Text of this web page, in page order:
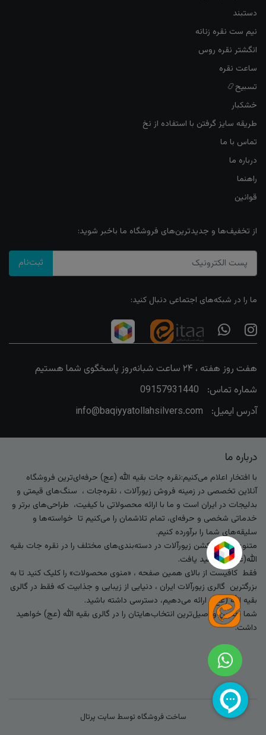
دستبند
نیم ست نقره زنانه
انگشتر نقره روس
ساعت نقره
تسبیح📿
خشکبار
طریقه سایز گرفتن با استفاده از نخ
تماس با ما
درباره ما
راهنما
قوانین
از تخفیف‌ها و جدیدترین‌های فروشگاه ما باخبر شوید:
ثبت‌نام
ما را در شبکه‌های اجتماعی دنبال کنید:
هفت روز هفته ، ۲۴ ساعت شبانه‌روز پاسخگوی شما هستیم
شماره تماس:
09157931440
آدرس ایمیل:
info@baqiyyatollahsilvers.com
درباره ما
با افتخار اعلام می‌کنیم:نقره جات بقیه الله (عج) حرفه‌ای‌ترین فروشگاه
آنلاین تخصصی در زمینه فروش زیورآلات ، نقره‌جات ، سنگ‌های قیمتی و
بدلیجات در ایران است و ما با ارائه محصولاتی با کیفیت، طراحی‌های برتر و
خدماتی شخصی و حرفه‌ای، تمام تلاشمان را می‌کنیم تا خواسته‌ها و
سلیقه‌های شما را برآورده کنیم.
متنوع‌ترین کالکشن زیورآلات در دسته‌بندی‌های مختلف را در نقره جات بقیه
الله(عج) خواهید یافت.
فقط کافیست از بالای همین صفحه ، «منوی محصولات» را کلیک کنید تا به
بزرگترین گالری زیورآلات ایران ، دنیایی از زیبایی و جذابیت که فقط در گالری
بقیه الله (عج) ارائه می‌دهیم، دسترسی داشته باشید.
شما بهترین و اصیل‌ترین انتخاب‌هایتان را در گالری بقیه الله (عج) خواهید
داشت.
ساخت فروشگاه توسط سایت پرتال